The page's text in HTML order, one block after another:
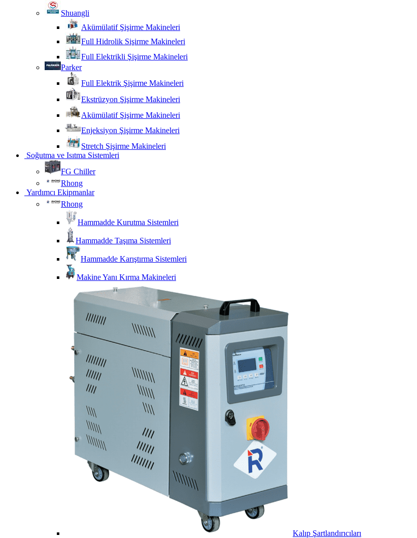
Shuangli
Akümülatif Şişirme Makineleri
Full Hidrolik Sişirme Makineleri
Full Elektrikli Şişirme Makineleri
Parker
Full Elektrik Şişirme Makineleri
Ekstrüzyon Şişirme Makineleri
Akümülatif Şişirme Makineleri
Enjeksiyon Şişirme Makineleri
Stretch Şişirme Makineleri
Soğutma ve Isıtma Sistemleri
FG Chiller
Rhong
Yardımcı Ekipmanlar
Rhong
Hammadde Kurutma Sistemleri
Hammadde Taşıma Sistemleri
Hammadde Karıştırma Sistemleri
Makine Yanı Kırma Makineleri
Kalıp Şartlandırıcıları